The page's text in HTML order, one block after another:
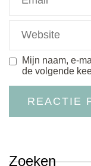
Mijn naam, e-
de volgende
Zoeken